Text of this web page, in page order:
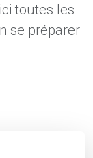
toutes les
se préparer